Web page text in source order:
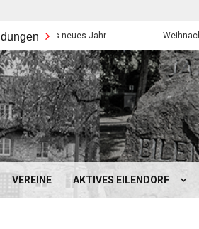
Frohes neues Jahr
VEREINE AKTIVES EILENDORF